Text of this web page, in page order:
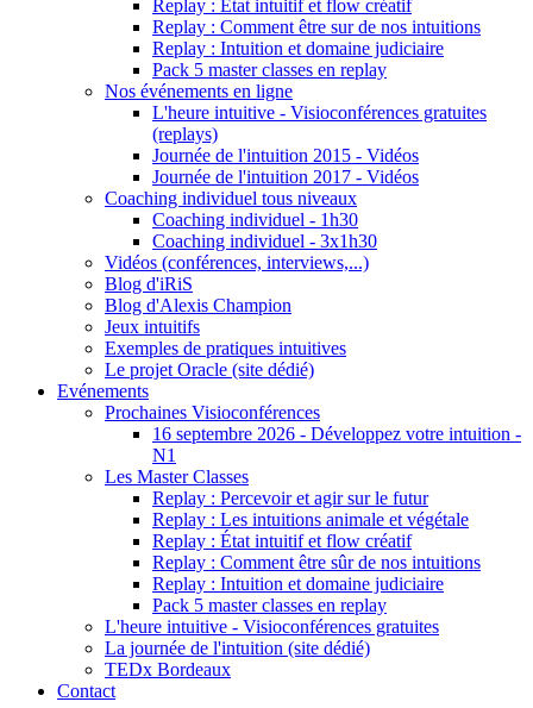
Replay : État intuitif et flow créatif
Replay : Comment être sur de nos intuitions
Replay : Intuition et domaine judiciaire
Pack 5 master classes en replay
Nos événements en ligne
L'heure intuitive - Visioconférences gratuites
(replays)
Journée de l'intuition 2015 - Vidéos
Journée de l'intuition 2017 - Vidéos
Coaching individuel tous niveaux
Coaching individuel - 1h30
Coaching individuel - 3x1h30
Vidéos (conférences, interviews,...)
Blog d'iRiS
Blog d'Alexis Champion
Jeux intuitifs
Exemples de pratiques intuitives
Le projet Oracle (site dédié)
Evénements
Prochaines Visioconférences
16 septembre 2026 - Développez votre intuition -
N1
Les Master Classes
Replay : Percevoir et agir sur le futur
Replay : Les intuitions animale et végétale
Replay : État intuitif et flow créatif
Replay : Comment être sûr de nos intuitions
Replay : Intuition et domaine judiciaire
Pack 5 master classes en replay
L'heure intuitive - Visioconférences gratuites
La journée de l'intuition (site dédié)
TEDx Bordeaux
Contact